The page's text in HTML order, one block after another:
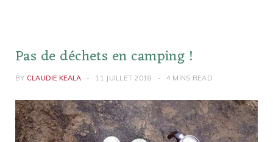
Pas de déchets en camping !
BY CLAUDIE KEALA 11 JUILLET 2018 4 MINS READ